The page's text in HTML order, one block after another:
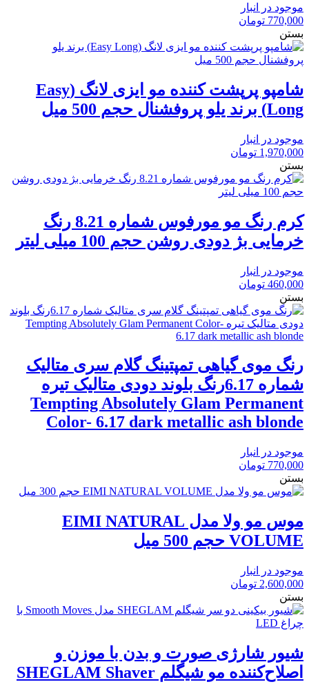
موجود در انبار
770,000 تومان
بستن
شامپو پرپشت کننده مو ایزی لانگ (Easy
Long) برند یلو پروفشنال حجم 500 میل
موجود در انبار
1,970,000 تومان
بستن
کرم رنگ مو مورفوس شماره 8.21 رنگ
خرمایی بژ دودی روشن حجم 100 میلی لیتر
موجود در انبار
460,000 تومان
بستن
رنگ موی گیاهی تمپتینگ گلام سری متالیک
شماره 6.17رنگ بلوند دودی متالیک تیره
Tempting Absolutely Glam Permanent
Color- 6.17 dark metallic ash blonde
موجود در انبار
770,000 تومان
بستن
موس مو ولا مدل EIMI NATURAL
VOLUME حجم 500 میل
موجود در انبار
2,600,000 تومان
بستن
شیور شارژی صورت و بدن با موزن و
اصلاح‌کننده مو شیگلم SHEGLAM Shaver